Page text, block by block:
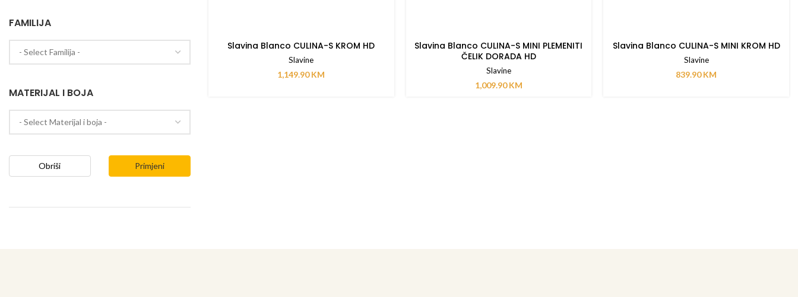
FAMILIJA
MATERIJAL I BOJA
Primjeni
Obriši
Slavina Blanco CULINA-S KROM HD
Slavine
1,149.90KM
Slavina Blanco CULINA-S MINI PLEMENITI
ČELIK DORADA HD
Slavine
1,009.90KM
Slavina Blanco CULINA-S MINI KROM HD
Slavine
839.90KM